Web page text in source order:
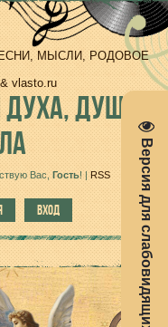
Версия для слабовидящих
МЫСЛИ, РОДОВОЕ
vlasto.ru
ДУШИ,
Вас Гость!| RSS
ВХОД